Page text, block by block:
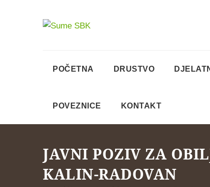
POČETNA DRUSTVO
POVEZNICE KONTAKT
JAVNI POZIV ZA
KALIN-RADOVAN